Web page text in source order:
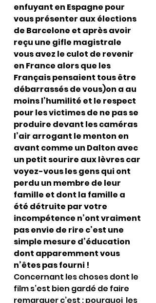
enfuyant en Espagne pour
vous présenter aux élections
de Barcelone et après avoir
reçu une gifle magistrale
vous avez le culot de revenir
en France alors que les
Français pensaient tous être
débarrassés de vous)on a au
moins l’humilité et le respect
pour les victimes de ne pas se
produire devant les caméras
l’air arrogant le menton en
avant comme un Dalton avec
un petit sourire aux lèvres car
voyez-vous les gens qui ont
perdu un membre de leur
famille et dont la famille a
été détruite par votre
incompétence n’ont vraiment
pas envie de rire c’est une
simple mesure d’éducation
dont apparemment vous
n’êtes pas fourni !
Concernant les choses dont le
film s’est bien gardé de faire
remarquer c’est : pourquoi  les